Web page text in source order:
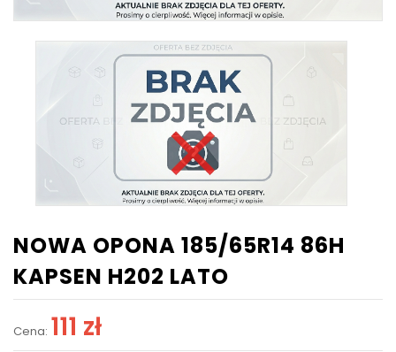
NOWA OPONA 185/65R14 86H
KAPSEN H202 LATO
Cena: 111 zł